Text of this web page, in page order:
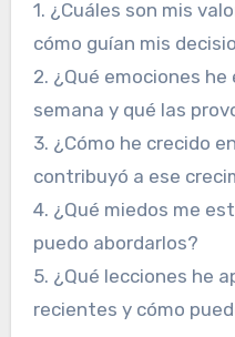
1. ¿Cuáles son mis
cómo guían mis
2. ¿Qué emociones
semana y qué las
3. ¿Cómo he crecido
contribuyó a ese
4. ¿Qué miedos me
puedo abordarlos?
5. ¿Qué lecciones he
recientes y cómo